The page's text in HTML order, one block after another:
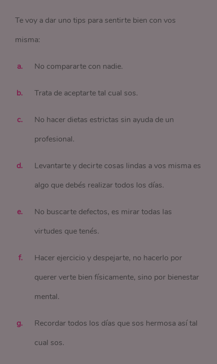
Te voy a dar uno tips para sentirte bien con vos
misma:
No compararte con nadie.
Trata de aceptarte tal cual sos.
No hacer dietas estrictas sin ayuda de un
profesional.
Levantarte y decirte cosas lindas a vos misma es
algo que debés realizar todos los días.
No buscarte defectos, es mirar todas las
virtudes que tenés.
Hacer ejercicio y despejarte, no hacerlo por
querer verte bien físicamente, sino por bienestar
mental.
Recordar todos los días que sos hermosa así tal
cual sos.